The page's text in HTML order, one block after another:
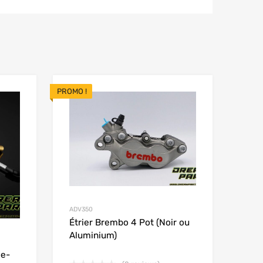
Add to Wishlist
Add to Compare
PROMO !
ADV350
Étrier Brembo 4 Pot (Noir ou
Aluminium)